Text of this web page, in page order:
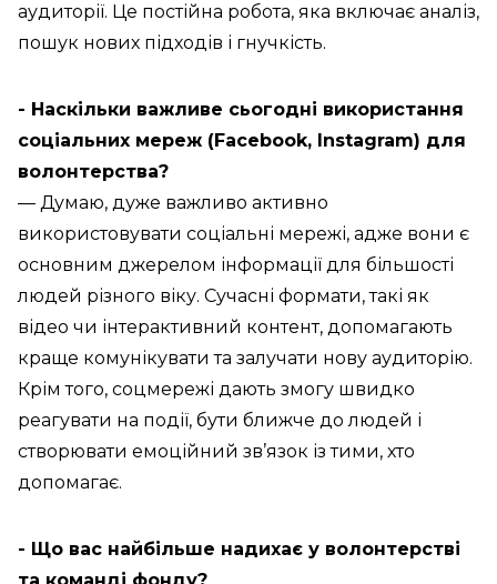
аудиторії. Це постійна робота, яка включає аналіз,
пошук нових підходів і гнучкість.
- Наскільки важливе сьогодні використання
соціальних мереж (Facebook, Instagram) для
волонтерства?
— Думаю, дуже важливо активно
використовувати соціальні мережі, адже вони є
основним джерелом інформації для більшості
людей різного віку. Сучасні формати, такі як
відео чи інтерактивний контент, допомагають
краще комунікувати та залучати нову аудиторію.
Крім того, соцмережі дають змогу швидко
реагувати на події, бути ближче до людей і
створювати емоційний зв’язок із тими, хто
допомагає.
- Що вас найбільше надихає у волонтерстві